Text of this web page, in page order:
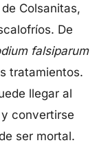
Colsanitas,
De
falsiparum
tratamientos.
llegar al
convertirse
ser mortal.